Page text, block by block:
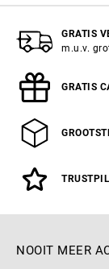
GRATIS
m.u.v.
GRATIS
NOOIT MEER